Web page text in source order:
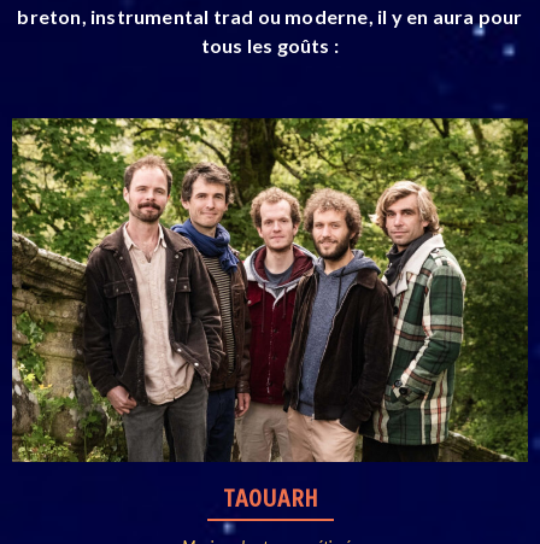
breton, instrumental trad ou moderne, il y en aura pour
tous les goûts :
TAOUARH